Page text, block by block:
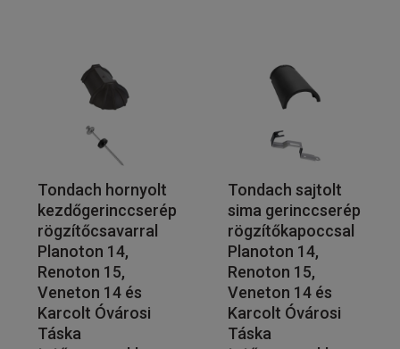
Tondach hornyolt
kezdőgerinccserép
rögzítőcsavarral
Planoton 14,
Renoton 15,
Veneton 14 és
Karcolt Óvárosi
Táska
Tondach sajtolt
sima gerinccserép
rögzítőkapoccsal
Planoton 14,
Renoton 15,
Veneton 14 és
Karcolt Óvárosi
Táska